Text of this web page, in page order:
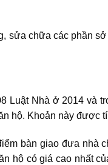
sửa chữa các phần
Nhà ở 2014 và
hộ. Khoản này được
bàn giao đưa nhà
hộ có giá cao nhất